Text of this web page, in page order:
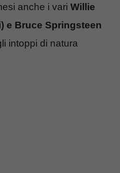
anche i vari Willie
e Bruce Springsteen
intoppi di natura